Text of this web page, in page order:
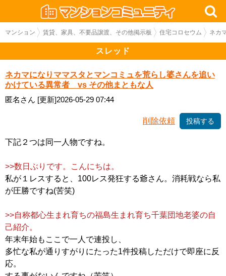
マンション 賃貸、家具、不要品譲渡、その他掲示板 住宅コロセウム ネカ
スレッド
ネカマになりママスタとマンコミュを荒らし婆さんを追い
かけている異常者 vs その他まともな人
匿名さん [更新]2026-05-29 07:44
削除依頼 投稿する
下記２つは同一人物ですね。
>>数日ぶりです。こんにちは。
私が１レスすると、100レス発狂する爺さん。消耗戦なら私
が圧勝ですね(苦笑)
>>自称都心生まれ育ちの福島生まれ育ち千葉団地老婆の自
己紹介。
年末年始もここで一人で連投し、
多忙な私が通りすがりにたった1件投稿しただけで即座に反
応。